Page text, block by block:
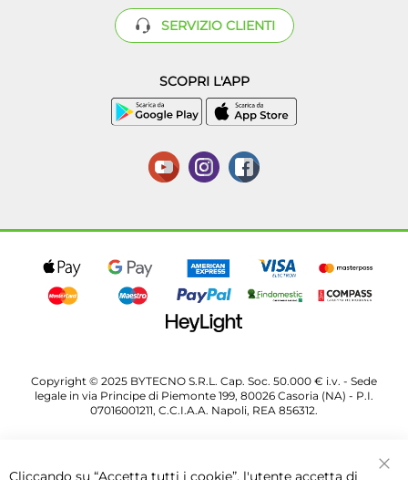
SERVIZIO CLIENTI
SCOPRI L'APP
Copyright © 2025 BYTECNO S.R.L. Cap. Soc. 50.000 € i.v. - Sede
legale in via Principe di Piemonte 199, 80026 Casoria (NA) - P.I.
07016001211, C.C.I.A.A. Napoli, REA 856312.
Cliccando su “Accetta tutti i cookie”, l'utente accetta di